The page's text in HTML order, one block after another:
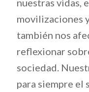
nuestras vidas,
movilizaciones
también nos
reflexionar
sociedad.
para siempre el